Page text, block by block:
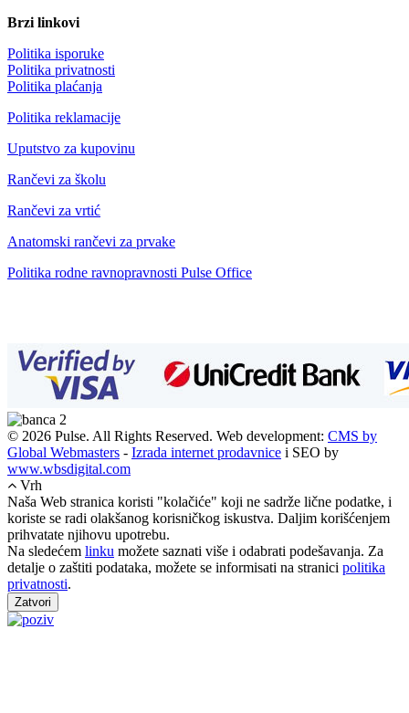
Brzi linkovi
Politika isporuke
Politika privatnosti
Politika plaćanja
Politika reklamacije
Uputstvo za kupovinu
Rančevi za školu
Rančevi za vrtić
Anatomski rančevi za prvake
Politika rodne ravnopravnosti Pulse Office
© 2026 Pulse. All Rights Reserved. Web development: CMS by
Global Webmasters - Izrada internet prodavnice i SEO by
www.wbsdigital.com
Vrh
Naša Web stranica koristi "kolačiće" koji ne sadrže lične podatke, i
koriste se radi olakšanog korisničkog iskustva. Daljim korišćenjem
prihvatate njihovu upotrebu.
Na sledećem linku možete saznati više i odabrati podešavanja. Za
detalje o zaštiti podataka, možete se informisati na stranici politika
privatnosti.
Zatvori